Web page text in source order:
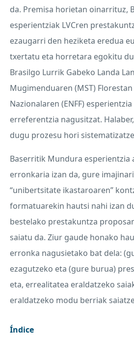
da. Premisa horietan oinarrituz,
esperientziak LVCren
ezaugarri den heziketa eredua
txertatu eta horretara egokitu
Brasilgo Lurrik Gabeko Landa
Mugimenduaren (MST)
Nazionalaren (ENFF)
erreferentzia nagusitzat.
dugu prozesu hori
Baserritik Mundura esperientzia
erronkaria izan da, gure
“unibertsitate ikastaroaren”
formatuarekin hautsi nahi izan
bestelako prestakuntza
saiatu da. Ziur gaude honako
erronka nagusietako bat dela:
ezagutzeko eta (gure burua)
eta, errealitatea eraldatzeko
eraldatzeko modu berriak
Índice